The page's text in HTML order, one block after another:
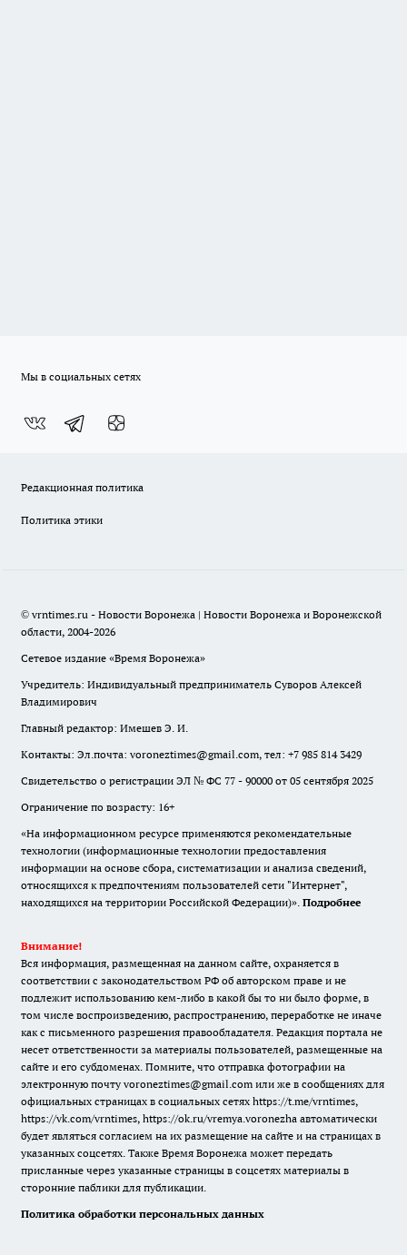
Мы в социальных сетях
Редакционная политика
Политика этики
© vrntimes.ru - Новости Воронежа | Новости Воронежа и Воронежской
области, 2004-2026
Сетевое издание «Время Воронежа»
Учредитель: Индивидуальный предприниматель Суворов Алексей
Владимирович
Главный редактор: Имешев Э. И.
Контакты: Эл.почта: voroneztimes@gmail.com, тел: +7 985 814 3429
Свидетельство о регистрации ЭЛ № ФС 77 - 90000 от 05 сентября 2025
Ограничение по возрасту: 16+
«На информационном ресурсе применяются рекомендательные
технологии (информационные технологии предоставления
информации на основе сбора, систематизации и анализа сведений,
относящихся к предпочтениям пользователей сети "Интернет",
находящихся на территории Российской Федерации)». Подробнее
Внимание!
Вся информация, размещенная на данном сайте, охраняется в
соответствии с законодательством РФ об авторском праве и не
подлежит использованию кем-либо в какой бы то ни было форме, в
том числе воспроизведению, распространению, переработке не иначе
как с письменного разрешения правообладателя. Редакция портала не
несет ответственности за материалы пользователей, размещенные на
сайте и его субдоменах. Помните, что отправка фотографии на
электронную почту voroneztimes@gmail.com или же в сообщениях для
официальных страницах в социальных сетях https://t.me/vrntimes,
https://vk.com/vrntimes, https://ok.ru/vremya.voronezha автоматически
будет являться согласием на их размещение на сайте и на страницах в
указанных соцсетях. Также Время Воронежа может передать
присланные через указанные страницы в соцсетях материалы в
сторонние паблики для публикации.
Политика обработки персональных данных